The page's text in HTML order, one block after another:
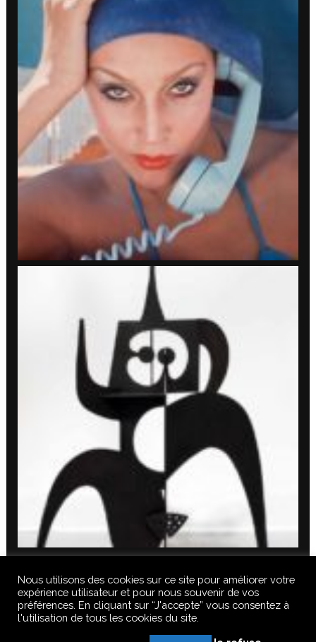
Nous utilisons des cookies sur ce site pour améliorer votre
expérience utilisateur et pour nous souvenir de vos
préférences. En cliquant sur “J'accepte” vous consentez à
l'utilisation de tous les cookies du site.